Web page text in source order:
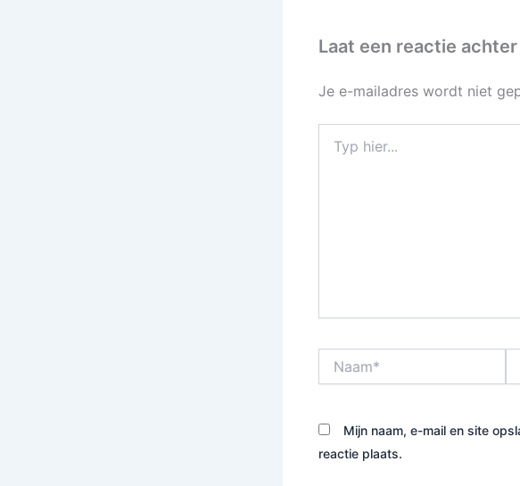
Laat een reactie achter
Je e-mailadres wordt niet
hier...
Mijn naam, e-mail en site
reactie plaats.